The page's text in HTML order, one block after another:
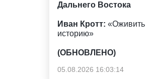
Дальнего Востока
Иван Кротт: «Оживить
историю»
(ОБНОВЛЕНО)
05.08.2026 16:03:14